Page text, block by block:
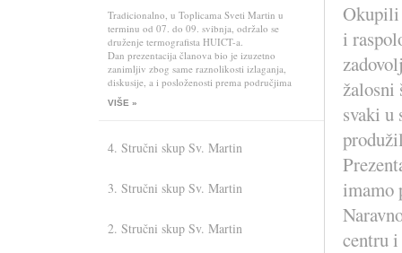
Tradicionalno, u Toplicama Sveti Martin u
terminu od 07. do 09. svibnja, održalo se
druženje termografista HUICT-a.
Dan prezentacija članova bio je izuzetno
zanimljiv zbog same raznolikosti izlaganja,
diskusije, a i posloženosti prema područjima
primjene.
I da se opet tradicija poštuje, naš donatorski član
omogućivši tako zajedničko druženje
....... i u IC verziji
VIŠE »
4. Stručni skup Sv. Martin
3. Stručni skup Sv. Martin
2. Stručni skup Sv. Martin
Okupili
i
žalosni
svaki u
imamo
centru